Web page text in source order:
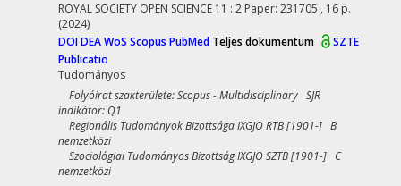
ROYAL SOCIETY OPEN SCIENCE 11 : 2 Paper: 231705 , 16 p.
(2024)
DOIDEAWoS Scopus PubMed Teljes dokumentum
SZTE
Publicatio
Tudományos
Folyóirat szakterülete: Scopus - Multidisciplinary SJR
indikátor: Q1
Regionális Tudományok Bizottsága IXGJO RTB [1901-] B
nemzetközi
Szociológiai Tudományos Bizottság IXGJO SZTB [1901-] C
nemzetközi